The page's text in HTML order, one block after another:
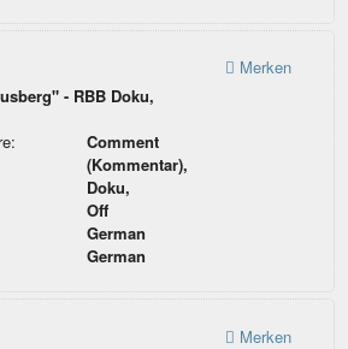
- RBB Doku,
Comment
(Kommentar),
Doku,
Off
German
German
Merken
Merken